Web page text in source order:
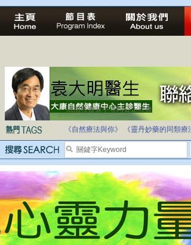
法治社會並不等同公正社會
自家教育合法化-推動多元化教育，全民
《自然療法與你》
《靈丹妙藥的同類療